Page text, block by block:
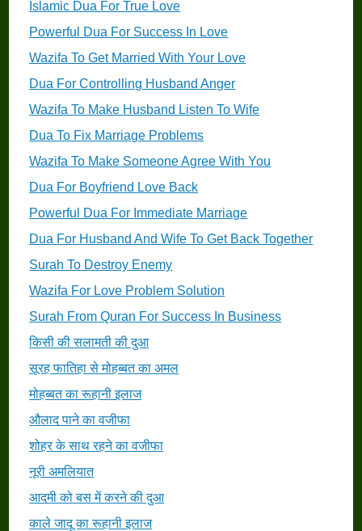
Islamic Dua For True Love
Powerful Dua For Success In Love
Wazifa To Get Married With Your Love
Dua For Controlling Husband Anger
Wazifa To Make Husband Listen To Wife
Dua To Fix Marriage Problems
Wazifa To Make Someone Agree With You
Dua For Boyfriend Love Back
Powerful Dua For Immediate Marriage
Dua For Husband And Wife To Get Back Together
Surah To Destroy Enemy
Wazifa For Love Problem Solution
Surah From Quran For Success In Business
किसी की सलामती की दुआ
सूरह फातिहा से मोहब्बत का अमल
मोहब्बत का रूहानी इलाज
औलाद पाने का वजीफा
शोहर के साथ रहने का वजीफा
नूरी अमलियात
आदमी को बस में करने की दुआ
काले जादू का रूहानी इलाज